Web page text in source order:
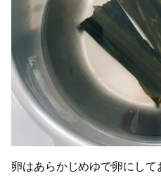
卵はあらかじめゆで卵にして